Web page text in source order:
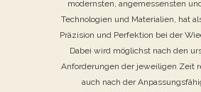
modernsten, angemessensten
Technologien und Materialien, hat
Präzision und Perfektion bei der
Dabei wird möglichst nach den
Anforderungen der jeweiligen Zeit
auch nach der